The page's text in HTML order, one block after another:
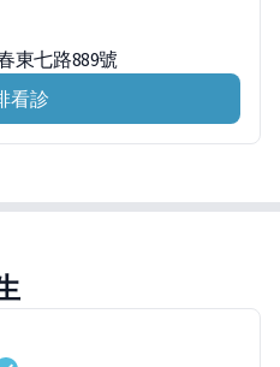
東七路889號
看診